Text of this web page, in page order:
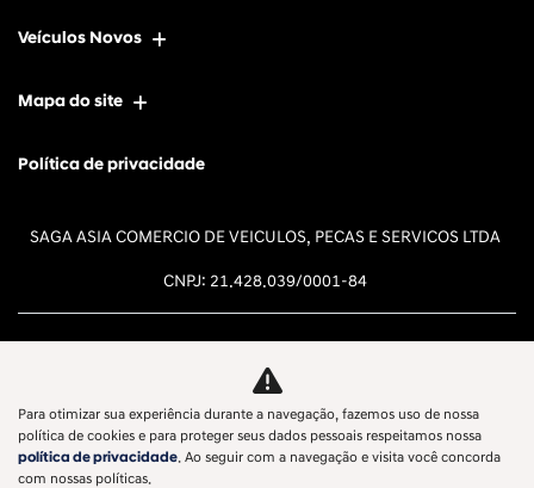
Veículos Novos
Mapa do site
Política de privacidade
SAGA ASIA COMERCIO DE VEICULOS, PECAS E SERVICOS LTDA
CNPJ: 21.428.039/0001-84
Desacelere. Seu bem maior é a
vida.
Para otimizar sua experiência durante a navegação, fazemos uso de nossa
política de cookies e para proteger seus dados pessoais respeitamos nossa
política de privacidade. Ao seguir com a navegação e visita você concorda
com nossas políticas.